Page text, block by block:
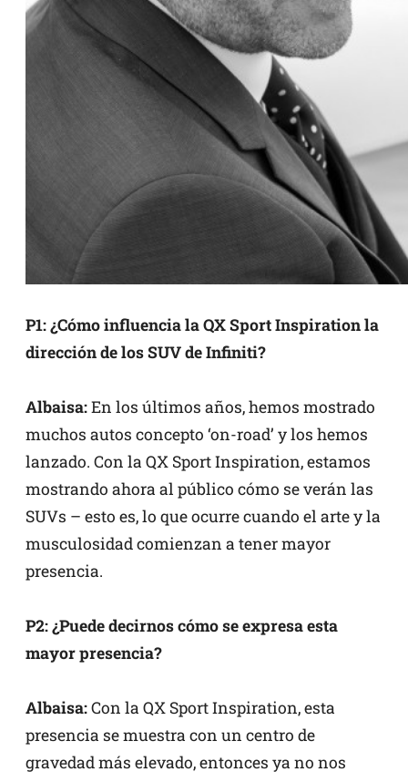
P1: ¿Cómo influencia la QX Sport Inspiration la
dirección de los SUV de Infiniti?
Albaisa:En los últimos años, hemos mostrado
muchos autos concepto ‘on-road’ y los hemos
lanzado. Con la QX Sport Inspiration, estamos
mostrando ahora al público cómo se verán las
SUVs – esto es, lo que ocurre cuando el arte y la
musculosidad comienzan a tener mayor
presencia.
P2: ¿Puede decirnos cómo se expresa esta
mayor presencia?
Albaisa:Con la QX Sport Inspiration, esta
presencia se muestra con un centro de
gravedad más elevado, entonces ya no nos